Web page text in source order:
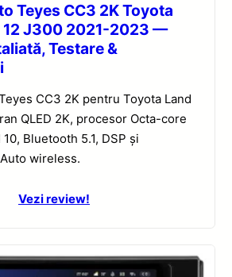
Teyes CC3 2K Toyota
12 J300 2021-2023 —
Testare &
CC3 2K pentru Toyota Land
QLED 2K, procesor Octa-core
Bluetooth 5.1, DSP și
wireless.
Vezi review!